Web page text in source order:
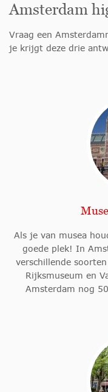
Amsterdam
Vraag een
je krijgt deze drie
Als je van musea
goede plek! In
verschillende
Rijksmuseum en
Amsterdam nog